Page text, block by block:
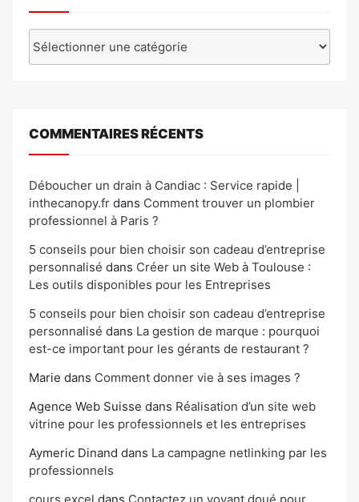
COMMENTAIRES RÉCENTS
Déboucher un drain à Candiac : Service rapide |
inthecanopy.fr dans Comment trouver un plombier
professionnel à Paris ?
5 conseils pour bien choisir son cadeau d’entreprise
personnalisé dans Créer un site Web à Toulouse :
Les outils disponibles pour les Entreprises
5 conseils pour bien choisir son cadeau d’entreprise
personnalisé dans La gestion de marque : pourquoi
est-ce important pour les gérants de restaurant ?
Marie dans Comment donner vie à ses images ?
Agence Web Suisse dans Réalisation d’un site web
vitrine pour les professionnels et les entreprises
Aymeric Dinand dans La campagne netlinking par les
professionnels